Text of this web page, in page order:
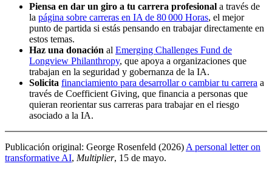
Piensa en dar un giro a tu carrera profesional a través de
la página sobre carreras en IA de 80 000 Horas, el mejor
punto de partida si estás pensando en trabajar directamente en
estos temas.
Haz una donación al Emerging Challenges Fund de
Longview Philanthropy, que apoya a organizaciones que
trabajan en la seguridad y gobernanza de la IA.
Solicita financiamiento para desarrollar o cambiar tu carrera a
través de Coefficient Giving, que financia a personas que
quieran reorientar sus carreras para trabajar en el riesgo
asociado a la IA.
Publicación original: George Rosenfeld (2026) A personal letter on
transformative AI, Multiplier, 15 de mayo.